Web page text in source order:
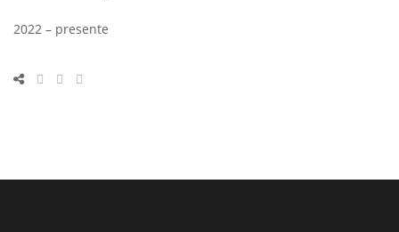
2022 – presente